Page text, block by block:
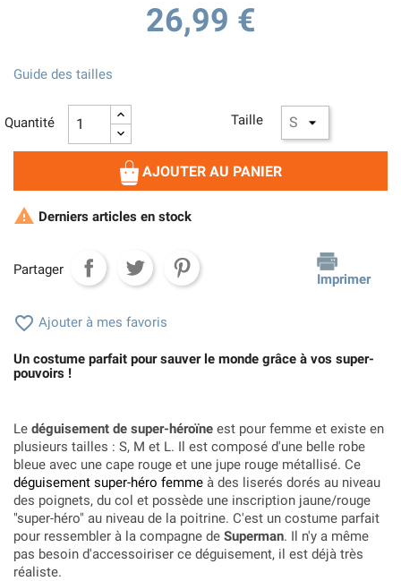
26,99 €
Taille
Guide des tailles
Quantité
AJOUTER AU PANIER
 Derniers articles en stock
Partager
Imprimer
 Ajouter à mes favoris
Un costume parfait pour sauver le monde grâce à vos super-
pouvoirs !
Le déguisement de super-héroïne est pour femme et existe en
plusieurs tailles : S, M et L. Il est composé d'une belle robe
bleue avec une cape rouge et une jupe rouge métallisé. Ce
déguisement super-héro femme à des liserés dorés au niveau
des poignets, du col et possède une inscription jaune/rouge
"super-héro" au niveau de la poitrine. C'est un costume parfait
pour ressembler à la compagne de Superman. Il n'y a même
pas besoin d'accessoiriser ce déguisement, il est déjà très
réaliste.